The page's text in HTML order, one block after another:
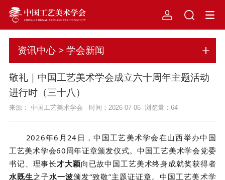
资讯中心 > 学会新闻
敬礼｜中国工艺美术学会成立六十周年主题活动
进行时（三十八）
来源： 中国工艺美术学会 时间：2026-07-06 浏览量： 64
2026年6月24日，中国工艺美术学会在山西举办中国
工艺美术学会60周年证章颁发仪式。中国工艺美术学会党委
书记、 理事长才大颖向 已故中国工艺美术终身成就奖获得者
水既生之子水一波颁发“致敬”主题证证章。中国工艺美术学